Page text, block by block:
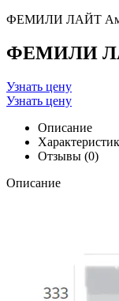
ФЕМИЛИ ЛАЙТ
ФЕМИЛИ
Узнать цену
Узнать цену
Описание
Отзывы (0)
Описание